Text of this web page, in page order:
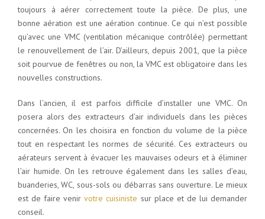
toujours à aérer correctement toute la pièce. De plus, une
bonne aération est une aération continue. Ce qui n’est possible
qu’avec une VMC (ventilation mécanique contrôlée) permettant
le renouvellement de l’air. D’ailleurs, depuis 2001, que la pièce
soit pourvue de fenêtres ou non, la VMC est obligatoire dans les
nouvelles constructions.
Dans l’ancien, il est parfois difficile d’installer une VMC. On
posera alors des extracteurs d’air individuels dans les pièces
concernées. On les choisira en fonction du volume de la pièce
tout en respectant les normes de sécurité. Ces extracteurs ou
aérateurs servent à évacuer les mauvaises odeurs et à éliminer
l’air humide. On les retrouve également dans les salles d’eau,
buanderies, WC, sous-sols ou débarras sans ouverture. Le mieux
est de faire venirvotre cuisiniste sur place et de lui demander
conseil.